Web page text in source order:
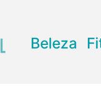
Beleza